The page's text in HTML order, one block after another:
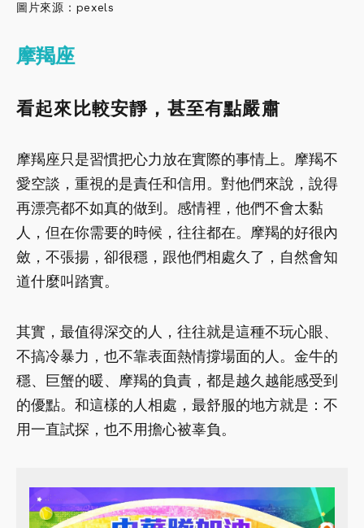
圖片來源：pexels
摩羯座
看起來比較安靜，甚至有點嚴肅
摩羯座只是習慣把心力放在實際的事情上。摩羯不
愛空談，重視的是責任和信用。對他們來說，說得
再漂亮都不如真的做到。感情裡，他們不會太黏
人，但在你需要的時候，往往都在。摩羯的好很內
斂，不張揚，卻很穩，跟他們相處久了，自然會知
道什麼叫踏實。
其實，最值得深交的人，往往就是這種不玩心眼、
不搞冷暴力，也不靠表面熱情撐場面的人。金牛的
穩、巨蟹的暖、摩羯的負責，都是越久越能感受到
的優點。和這樣的人相處，最舒服的地方就是：不
用一直試探，也不用擔心被辜負。